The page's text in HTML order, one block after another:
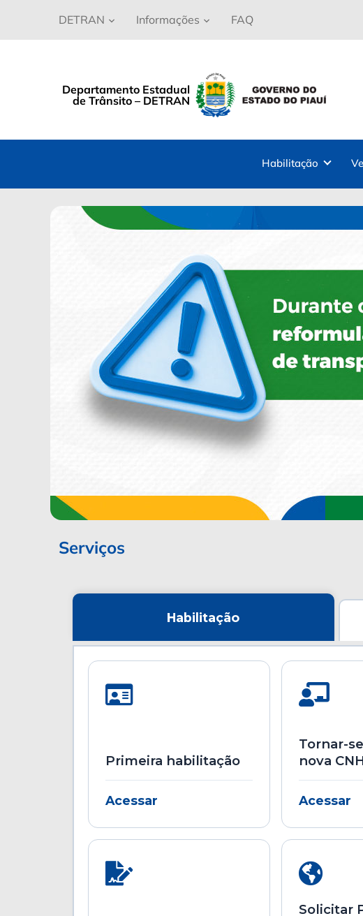
DETRAN Informações FAQ
Departamento Estadual
de Trânsito – DETRAN
Habilitação
Serviços
Habilitação
Primeira habilitação
Acessar
Tornar-
nova
Acessar
Solicitar